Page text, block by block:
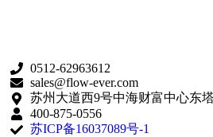
0512-62963612
sales@flow-ever.com
苏州大道西9号中海财富中心东
400-875-0556
苏ICP备16037089号-1